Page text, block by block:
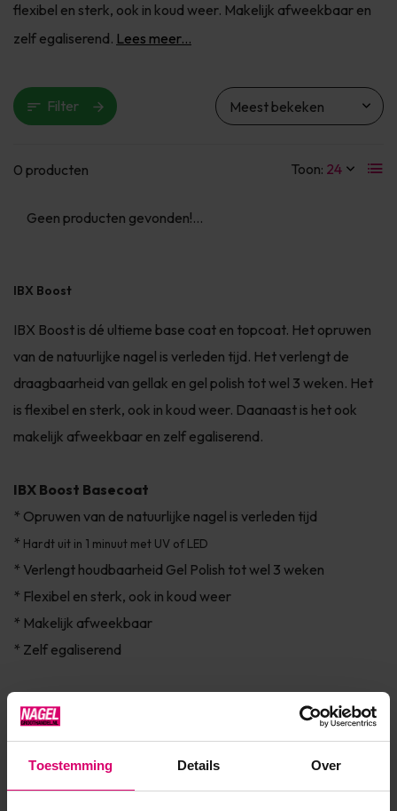
Toestemming Details Over
flexibel en sterk, ook in koud weer. Makelijk afweekbaar en
zelf egaliserend. Lees meer...
Filter
0 producten Toon:
Geen producten gevonden!...
IBX Boost
IBX Boost is dé ultieme base coat en topcoat. Het opruwen
van de natuurlijke nagel is verleden tijd. Het verlengt de
draagbaarheid van gellak en gel polish tot wel 3 weken. Het
is flexibel en sterk, ook in koud weer. Daanaast is het ook
makelijk afweekbaar en zelf egaliserend.
IBX Boost Basecoat
* Opruwen van de natuurlijke nagel is verleden tijd
* Hardt uit in 1 minuut met UV of LED
* Verlengt houdbaarheid Gel Polish tot wel 3 weken
* Flexibel en sterk, ook in koud weer
* Makelijk afweekbaar
* Zelf egaliserend
BX Boost High Shine Topcoat
• Eenvoudig aan te brengen
• Superieure hechting